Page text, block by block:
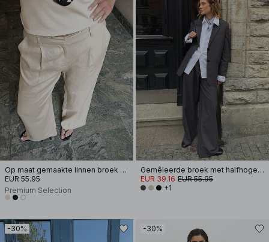
Op maat gemaakte linnen broek met wijde pijpen
EUR 55.95
Premium Selection
Gemêleerde broek met halfhoge taille
EUR 39.16 EUR 55.95
+1
-30% -30%